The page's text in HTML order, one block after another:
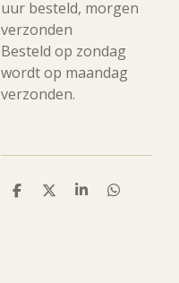
uur besteld, morgen
verzonden
Besteld op zondag
wordt op maandag
verzonden.
D
D
S
D